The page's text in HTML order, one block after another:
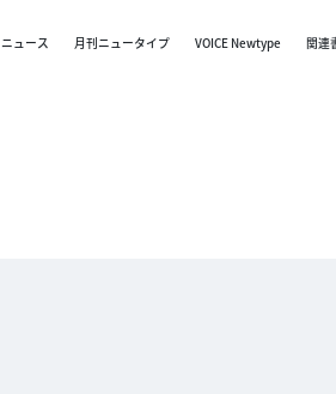
ニュース 月刊ニュータイプ VOICE Newtype 関連